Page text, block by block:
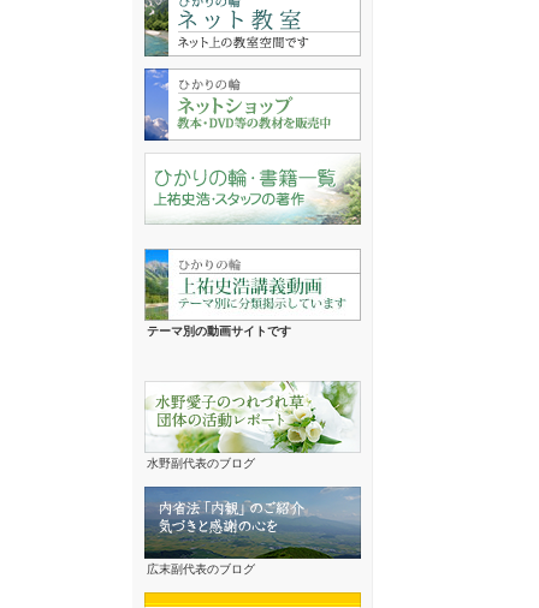
テーマ別の動画サイトです
水野副代表のブログ
広末副代表のブログ